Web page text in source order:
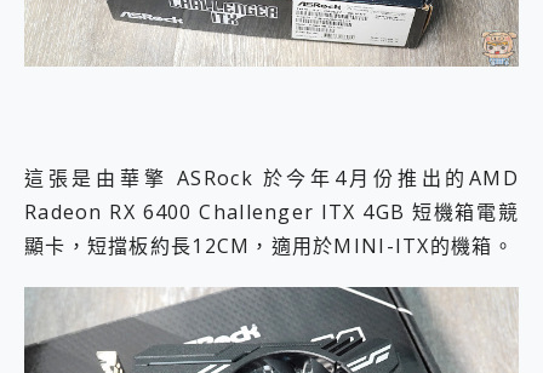
這張是由華擎 ASRock 於今年4月份推出的AMD
Radeon RX 6400 Challenger ITX 4GB 短機箱電競
顯卡，短擋板約長12CM，適用於MINI-ITX的機箱。